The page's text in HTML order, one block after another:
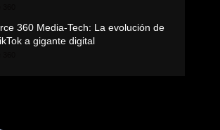
360 Media-Tech: La evolución de
a gigante digital